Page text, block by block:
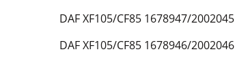
DAF XF105/CF85 1678947/2002045
DAF XF105/CF85 1678946/2002046